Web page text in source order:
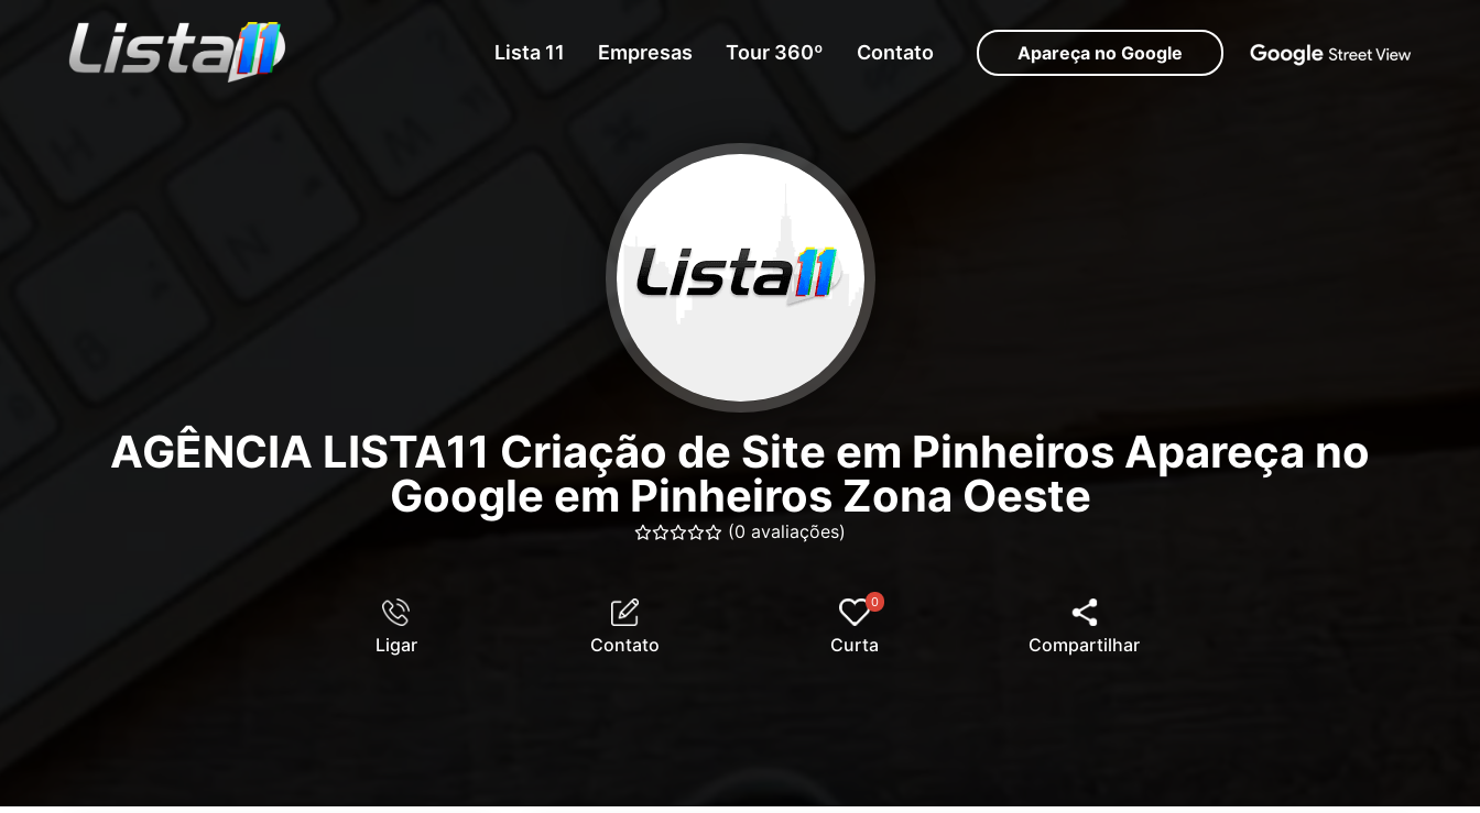
Lista 11 Empresas Tour 360º Contato Apareça no Google
AGÊNCIA LISTA11 Criação de Site em Pinheiros Apareça no
Google em Pinheiros Zona Oeste
(0 avaliações)
Ligar Contato
0
Curta Compartilhar